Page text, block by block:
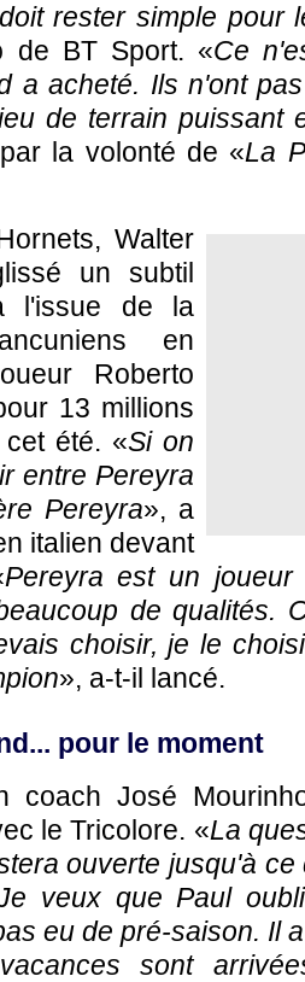
rester simple pour
de BT Sport. «Ce
a acheté. Ils n'ont
de terrain puissant
la volonté de «La
Walter
un subtil
l'issue de la
en
Roberto
13 millions
été. «Si on
entre Pereyra
Pereyra», a
italien devant
Pereyra est un
de qualités.
choisir, je le
», a-t-il lancé.
pour le moment
coach José
le Tricolore. «La
ouverte jusqu'à
veux que Paul
eu de pré-saison. Il
sont